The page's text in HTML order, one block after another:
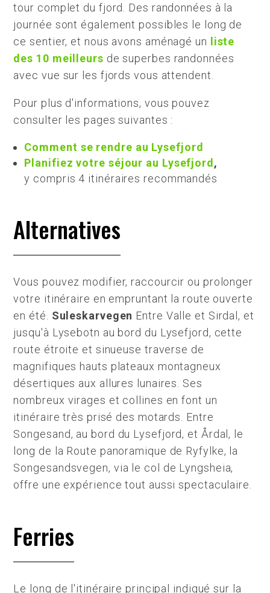
tour complet du fjord. Des randonnées à la
journée sont également possibles le long de
ce sentier, et nous avons aménagé un liste
des 10 meilleurs de superbes randonnées
avec vue sur les fjords vous attendent.
Pour plus d'informations, vous pouvez
consulter les pages suivantes :
Comment se rendre au Lysefjord
Planifiez votre séjour au Lysefjord,
y compris 4 itinéraires recommandés
Alternatives
Vous pouvez modifier, raccourcir ou prolonger
votre itinéraire en empruntant la route ouverte
en été. Suleskarvegen Entre Valle et Sirdal, et
jusqu'à Lysebotn au bord du Lysefjord, cette
route étroite et sinueuse traverse de
magnifiques hauts plateaux montagneux
désertiques aux allures lunaires. Ses
nombreux virages et collines en font un
itinéraire très prisé des motards. Entre
Songesand, au bord du Lysefjord, et Årdal, le
long de la Route panoramique de Ryfylke, la
Songesandsvegen, via le col de Lyngsheia,
offre une expérience tout aussi spectaculaire.
Ferries
Le long de l'itinéraire principal indiqué sur la